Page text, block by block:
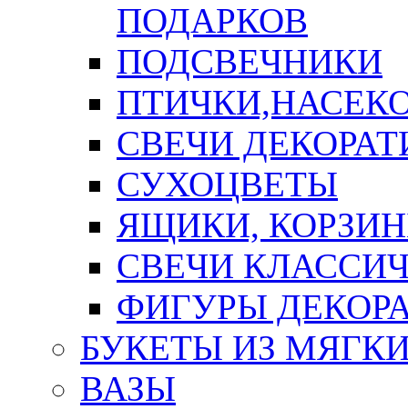
ПОДАРКОВ
ПОДСВЕЧНИКИ
СВЕЧИ
СУХОЦВЕТЫ
ЯЩИКИ,
СВЕЧИ
ФИГУРЫ
БУКЕТЫ ИЗ
ВАЗЫ